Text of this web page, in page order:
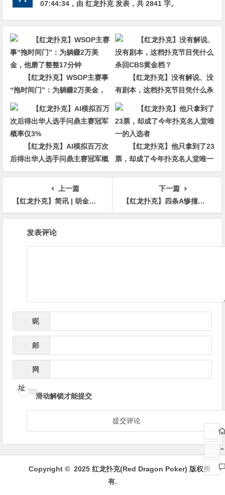
07:44:34 ，由红龙扑克发表，共 2841 字。
【红龙扑克】WSOP主赛事
“拖时间门”：为躺赚2万美金，
他磨了整整17分钟
【红龙扑克】没有解说、没
有剧本，这档扑克节目凭什么杀
回CBS黄金档？
【红龙扑克】AI模拟百万次
后得出华人选手问鼎主赛冠军概
率仅3%
【红龙扑克】他只拿到了23
票，却成了今年扑克名人堂唯一
的入选者
上一篇
【红龙扑克】简讯 | 胡金龙在WSOP线上赛收获一条金手链
下一篇
【红龙扑克】四条A惨撞皇家同花顺！回顾WSOP史上最疯狂的Bad Beat
发表评论
昵
邮
网
址
滑动解锁才能提交
Copyright © 2025 红龙扑克(Red Dragon Poker) 版权所
有.